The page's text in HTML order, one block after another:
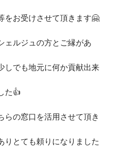
をお受けさせて頂きます🤗
ェルジュの方とご縁があ
しでも地元に何か貢献出来
た👍
らの窓口を活用させて頂き
りとても頼りになりました